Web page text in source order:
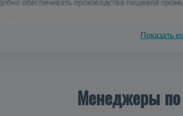
обеспечивать производства пищевой
Показать
Менеджеры